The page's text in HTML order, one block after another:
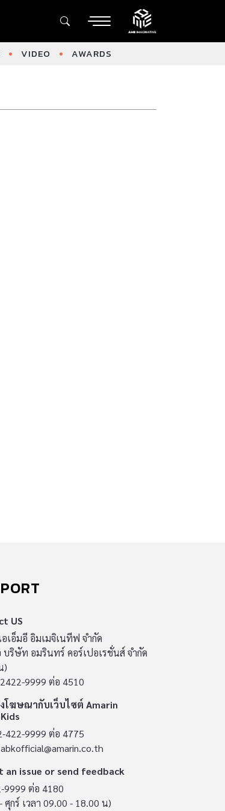
VIDEO AWARDS
US
เอ็มอี อิมเมจิเนทีฟ จำกัด
บริษัท อมรินทร์ คอร์เปอเรชั่นส์ จำกัด
)
9999 ต่อ 4510
โฆษณากับเว็บไซต์ Amarin
422-9999 ต่อ 4775
abkofficial@amarin.co.th
an issue or send feedback
9999 ต่อ 4180
ศุกร์ เวลา 09.00 - 18.00 น)